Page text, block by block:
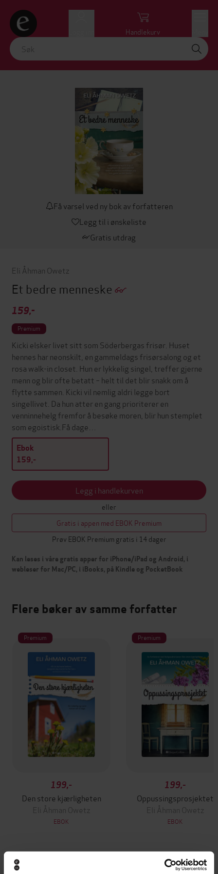
Handlekurv
Få varsel ved ny bok av forfatteren
Legg til i ønskeliste
Gratis utdrag
Eli Åhman Owetz
Et bedre menneske
159,-
Premium
Kicki elsker livet sitt som Söderbergas frisør. Huset
hennes har neonskilt, en gammeldags frisørsalong og et
rosa walk-in closet. Hun er lykkelig singel, treffer gjerne
menn og blir ofte betatt – helt til det blir snakk om å
flytte sammen. Kicki vil nemlig aldri legge bort
singellivet. Da hun atter en gang prioriterer en
venninnehelg fremfor å besøke moren, blir hun stemplet
som egoistisk.Få dage…
Ebok
159,-
Legg i handlekurven
eller
Gratis i appen med EBOK Premium
Prøv EBOK Premium gratis i 14 dager
Kan leses i våre gratis apper for iPhone/iPad og Android, i
webleser for Mac/PC, i iBooks, på Kindle og PocketBook
Flere bøker av samme forfatter
Premium
199,-
Den store kjærligheten
Eli Åhman Owetz
EBOK
Premium
199,-
Oppussingsprosjektet
Eli Åhman Owetz
EBOK